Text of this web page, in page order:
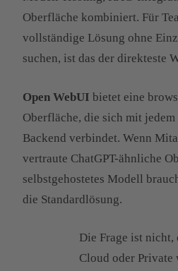
Oberfläche kombiniert. Für
vollständige Lösung ohne
suchen, ist das der direkteste
Open WebUI bietet eine
Oberfläche, die sich mit
Backend verbindet. Wenn
vertraute ChatGPT-ähnliche
selbstgehostetes Modell
die Standardlösung.
Die Frage ist nicht,
Cloud oder Private